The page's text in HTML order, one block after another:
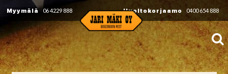
Myymälä 06 4229 888 Huoltokorjaamo 0400 654 888